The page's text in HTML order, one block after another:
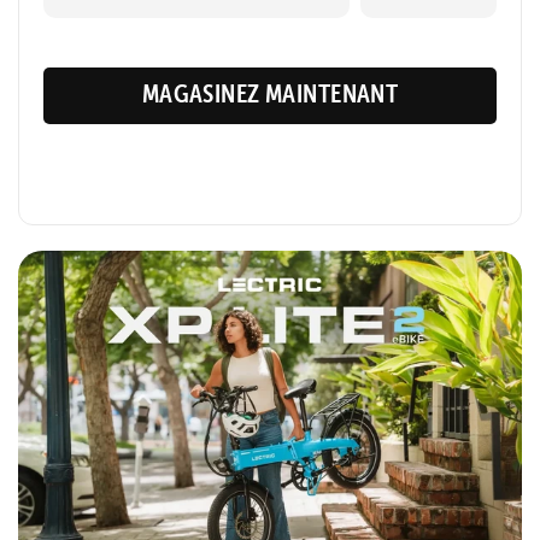
MAGASINEZ MAINTENANT
Retourner
XP Lite2